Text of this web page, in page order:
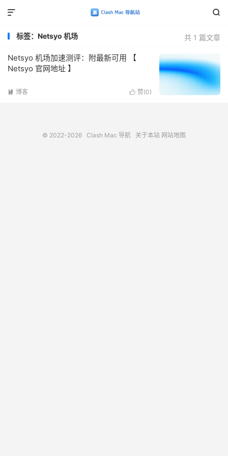


共 1 篇文章
标签：Netsyo 机场
Netsyo 机场加速测评：附最新可用 【
Netsyo 官网地址 】
 赞(0)
 博客
© 2022-2026 Clash Mac 导航 关于本站 网站地图